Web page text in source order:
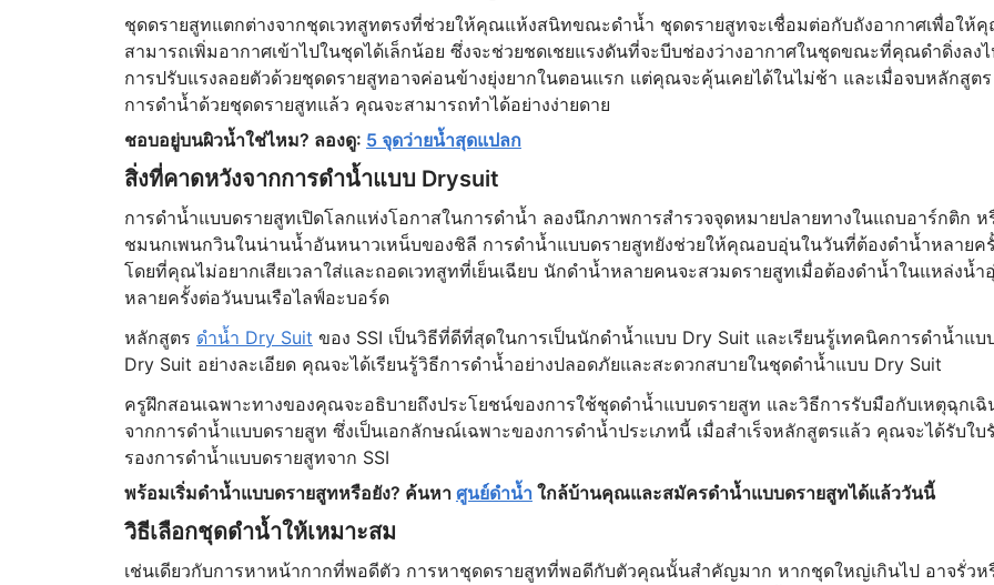
ชุดดรายสูทแตกต่างจากชุดเวทสูทตรงที่ช่วยให้คุณแห้งสนิทขณะดำน้ำ ชุดดรายสูทจะเชื่อมต่อกับถังอากาศเพื่อให้
สามารถเพิ่มอากาศเข้าไปในชุดได้เล็กน้อย ซึ่งจะช่วยชดเชยแรงดันที่จะบีบช่องว่างอากาศในชุดขณะที่คุณดำดิ่งลง
การปรับแรงลอยตัวด้วยชุดดรายสูทอาจค่อนข้างยุ่งยากในตอนแรก แต่คุณจะคุ้นเคยได้ในไม่ช้า และเมื่อจบหลักสูตร
การดำน้ำด้วยชุดดรายสูทแล้ว คุณจะสามารถทำได้อย่างง่ายดาย
ชอบอยู่บนผิวน้ำใช่ไหม? ลองดู: 5 จุดว่ายน้ำสุดแปลก
สิ่งที่คาดหวังจากการดำน้ำแบบ Drysuit
การดำน้ำแบบดรายสูทเปิดโลกแห่งโอกาสในการดำน้ำ ลองนึกภาพการสำรวจจุดหมายปลายทางในแถบอาร์กติก ห
ชมนกเพนกวินในน่านน้ำอันหนาวเหน็บของชิลี การดำน้ำแบบดรายสูทยังช่วยให้คุณอบอุ่นในวันที่ต้องดำน้ำหลายค
โดยที่คุณไม่อยากเสียเวลาใส่และถอดเวทสูทที่เย็นเฉียบ นักดำน้ำหลายคนจะสวมดรายสูทเมื่อต้องดำน้ำในแหล่งน้ำ
หลายครั้งต่อวันบนเรือไลฟ์อะบอร์ด
หลักสูตร ดำน้ำ Dry Suit ของ SSI เป็นวิธีที่ดีที่สุดในการเป็นนักดำน้ำแบบ Dry Suit และเรียนรู้เทคนิคการดำน้ำแบ
Dry Suit อย่างละเอียด คุณจะได้เรียนรู้วิธีการดำน้ำอย่างปลอดภัยและสะดวกสบายในชุดดำน้ำแบบ Dry Suit
ครูฝึกสอนเฉพาะทางของคุณจะอธิบายถึงประโยชน์ของการใช้ชุดดำน้ำแบบดรายสูท และวิธีการรับมือกับเหตุฉุกเฉิ
จากการดำน้ำแบบดรายสูท ซึ่งเป็นเอกลักษณ์เฉพาะของการดำน้ำประเภทนี้ เมื่อสำเร็จหลักสูตรแล้ว คุณจะได้รับใบ
รองการดำน้ำแบบดรายสูทจาก SSI
พร้อมเริ่มดำน้ำแบบดรายสูทหรือยัง? ค้นหา ศูนย์ดำน้ำใกล้บ้านคุณและสมัครดำน้ำแบบดรายสูทได้แล้ววันนี้
วิธีเลือกชุดดำน้ำให้เหมาะสม
เช่นเดียวกับการหาหน้ากากที่พอดีตัว การหาชุดดรายสูทที่พอดีกับตัวคุณนั้นสำคัญมาก หากชุดใหญ่เกินไป อาจรั่วห